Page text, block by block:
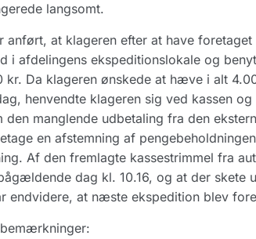
langsomt.
anført, at klageren efter at have
i afdelingens ekspeditionslokale og
Da klageren ønskede at hæve i alt
henvendte klageren sig ved kassen
den manglende udbetaling fra den
en afstemning af
Af den fremlagte kassestrimmel fra
dag kl. 10.16, og at der skete
endvidere, at næste ekspedition blev